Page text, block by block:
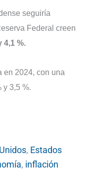
seguiría
Federal creen
4,1 %.
en 2024, con una
y 3,5 %.
, Estados
, inflación